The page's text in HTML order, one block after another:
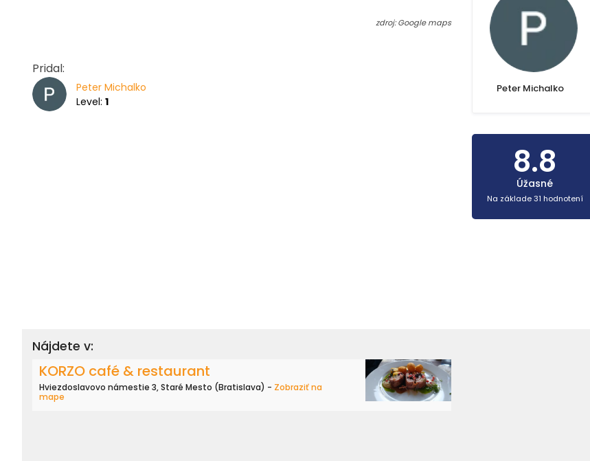
zdroj: Google maps
Pridal:
Peter Michalko
Level: 1
Peter Michalko
8.8
Úžasné
Na základe 31 hodnotení
Nájdete v:
KORZO café & restaurant
Hviezdoslavovo námestie 3, Staré Mesto (Bratislava) - Zobraziť na
mape